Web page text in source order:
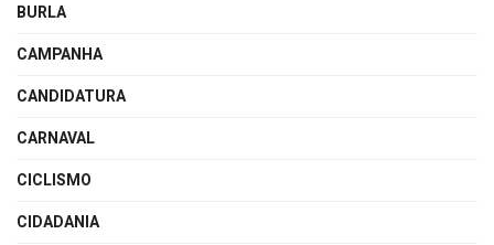
BURLA
CAMPANHA
CANDIDATURA
CARNAVAL
CICLISMO
CIDADANIA